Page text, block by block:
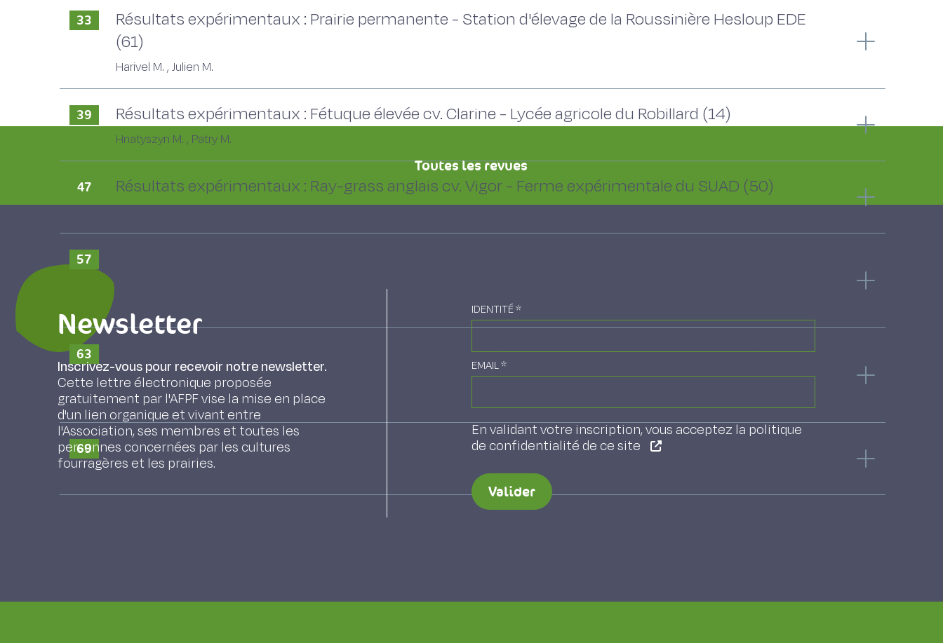
33
Résultats expérimentaux : Prairie permanente - Station d'élevage de la Roussinière Hesloup EDE
(61)
Harivel M. , Julien M.
39 Résultats expérimentaux : Fétuque élevée cv. Clarine - Lycée agricole du Robillard (14)
Hnatyszyn M. , Patry M.
47 Résultats expérimentaux : Ray-grass anglais cv. Vigor - Ferme expérimentale du SUAD (50)
57
63
Résultats expérimentaux : brôme cv. Bellegarde - Lycée agricole du Rheu et ferme de M. Beaufils
(35)
Thiollet M.
69 Synthèse des résultats et conclusions
LEMAIRE GILLES
Toutes les revues
Newsletter
Inscrivez-vous pour recevoir notre newsletter.
Cette lettre électronique proposée
gratuitement par l'AFPF vise la mise en place
d'un lien organique et vivant entre
l'Association, ses membres et toutes les
personnes concernées par les cultures
fourragères et les prairies.
IDENTITÉ*
EMAIL*
En validant votre inscription, vous acceptez la politique
de confidentialité de ce site
Valider